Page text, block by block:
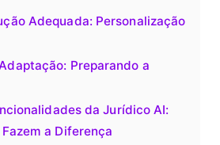
Adequada: Personalização
Preparando a
da Jurídico AI:
a Diferença